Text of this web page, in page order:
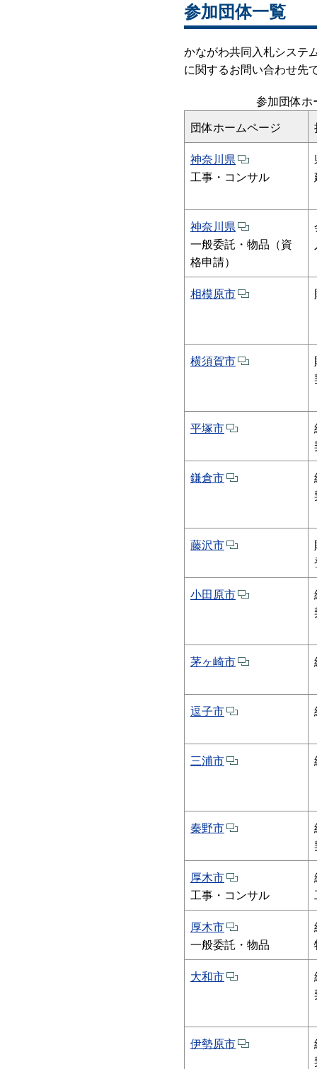
参加団体一覧
かながわ共同入札システ
に関するお問い合わせ先
参加団体ホ
団体ホームページ
神奈川県
工事・コンサル
神奈川県
一般委託・物品（資
格申請）
相模原市
横須賀市
平塚市
鎌倉市
藤沢市
小田原市
茅ヶ崎市
逗子市
三浦市
秦野市
厚木市
工事・コンサル
厚木市
一般委託・物品
大和市
伊勢原市